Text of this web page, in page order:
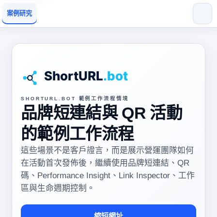
案例研究
SHORTURL.BOT 範例工作流程情境
品牌短連結與 QR 活動
的範例工作流程
這些場景不是客戶證言，而是展示營運團隊如何
在活動首次發佈後，繼續使用品牌短連結、QR
碼、Performance Insight、Link Inspector、工作
區與生命週期控制。